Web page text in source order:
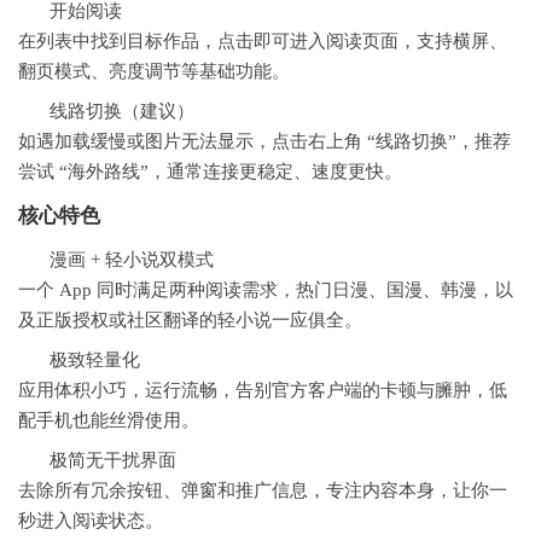
开始阅读
在列表中找到目标作品，点击即可进入阅读页面，支持横屏、
翻页模式、亮度调节等基础功能。
线路切换（建议）
如遇加载缓慢或图片无法显示，点击右上角 “线路切换”，推荐
尝试 “海外路线”，通常连接更稳定、速度更快。
核心特色
漫画 + 轻小说双模式
一个 App 同时满足两种阅读需求，热门日漫、国漫、韩漫，以
及正版授权或社区翻译的轻小说一应俱全。
极致轻量化
应用体积小巧，运行流畅，告别官方客户端的卡顿与臃肿，低
配手机也能丝滑使用。
极简无干扰界面
去除所有冗余按钮、弹窗和推广信息，专注内容本身，让你一
秒进入阅读状态。